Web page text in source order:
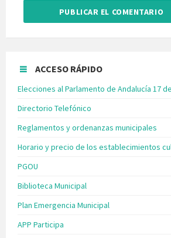
ACCESO RÁPIDO
Elecciones al Parlamento de Andalucía 17
Directorio Telefónico
Reglamentos y ordenanzas municipales
Horario y precio de los establecimientos
PGOU
Biblioteca Municipal
Plan Emergencia Municipal
APP Participa